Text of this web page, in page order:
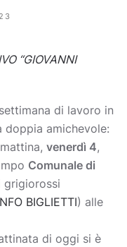
“GIOVANNI
di lavoro in
amichevole:
venerdì 4,
Comunale di
grigiorossi
BIGLIETTI) alle
di oggi si è